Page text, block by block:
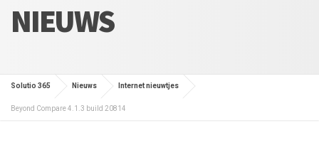
NIEUWS
Solutio 365 Nieuws Internet nieuwtjes
Beyond Compare 4.1.3 build 20814